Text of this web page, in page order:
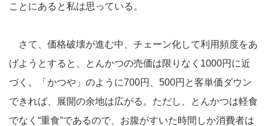
ことにあると私は思っている。
さて、価格破壊が進む中、チェーン化して利用頻度をあ
げようとすると、とんかつの売価は限りなく1000円に近
づく。「かつや」のように700円、500円と客単価ダウン
できれば、展開の余地は広がる。ただし、とんかつは軽食
でなく“重食”であるので、お腹がすいた時間しか消費者は